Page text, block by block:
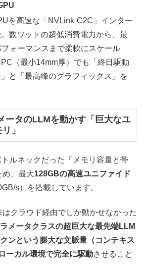
を高速な「NVLink-C2C」インター
数ワットの超低消費電力から、最
ォーマンスまで柔軟にスケール
（最小14mm厚）でも「終日駆動
と「最高峰のグラフィックス」を
ータのLLMを動かす「巨大なユ
」
ルネックだった「メモリ容量と帯
め、最大128GBの高速ユニファイド
s）を搭載しています。
クラウド経由でしか動かせなかった
メータクラスの超巨大な最先端LLM
ンという膨大な文脈量（コンテキス
ーカル環境で完全に駆動させること